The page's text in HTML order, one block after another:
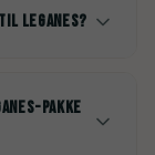
Leganes?
pakke